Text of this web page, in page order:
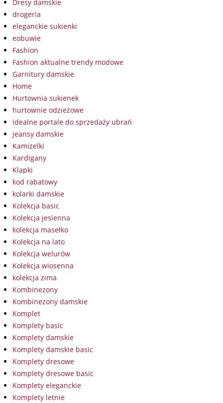
Dresy damskie
drogeria
eleganckie sukienki
eobuwie
Fashion
Fashion aktualne trendy modowe
Garnitury damskie
Home
Hurtownia sukienek
hurtownie odzieżowe
idealne portale do sprzedaży ubrań
jeansy damskie
Kamizelki
Kardigany
Klapki
kod rabatowy
kolarki damskie
Kolekcja basic
Kolekcja jesienna
kolekcja masełko
Kolekcja na lato
Kolekcja welurów
Kolekcja wiosenna
kolekcja zima
Kombinezony
Kombinezony damskie
Komplet
Komplety basic
Komplety damskie
Komplety damskie basic
Komplety dresowe
Komplety dresowe basic
Komplety eleganckie
Komplety letnie